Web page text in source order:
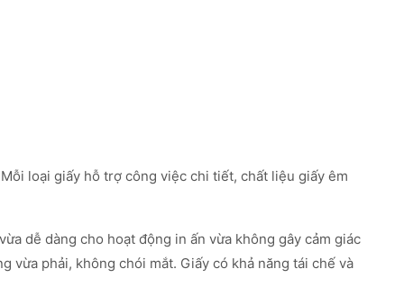
loại giấy hỗ trợ công việc chi tiết, chất liệu giấy êm
dễ dàng cho hoạt động in ấn vừa không gây cảm giác
vừa phải, không chói mắt. Giấy có khả năng tái chế và